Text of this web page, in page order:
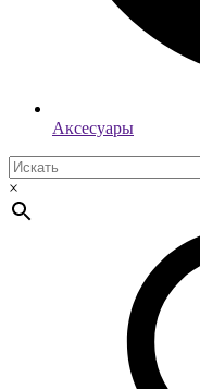
Аксесуары
×